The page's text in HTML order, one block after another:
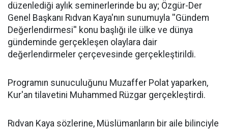
düzenlediği aylık seminerlerinde bu ay; Özgür-Der
Genel Başkanı Rıdvan Kaya'nın sunumuyla ''Gündem
Değerlendirmesi'' konu başlığı ile ülke ve dünya
gündeminde gerçekleşen olaylara dair
değerlendirmeler çerçevesinde gerçekleştirildi.
Programın sunuculuğunu Muzaffer Polat yaparken,
Kur'an tilavetini Muhammed Rüzgar gerçekleştirdi.
Rıdvan Kaya sözlerine, Müslümanların bir aile bilinciyle